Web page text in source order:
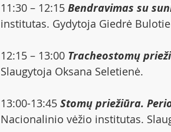
11:30 – 12:15 Bendravimas su
institutas. Gydytoja Giedrė
12:15 – 13:00 Tracheostomų
Slaugytoja Oksana Seletienė.
13:00-13:45 Stomų priežiūra.
Nacionalinio vėžio institutas.